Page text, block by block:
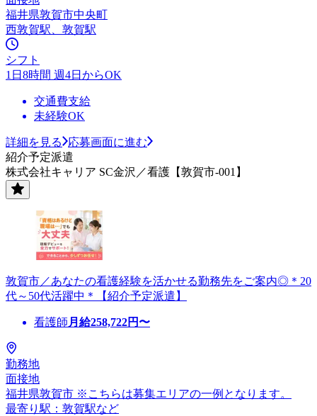
福井県敦賀市中央町
西敦賀駅、敦賀駅
シフト
1日8時間 週4日からOK
交通費支給
未経験OK
詳細を見る
応募画面に進む
紹介予定派遣
株式会社キャリア SC金沢／看護【敦賀市-001】
敦賀市／あなたの看護経験を活かせる勤務先をご案内◎＊20
代～50代活躍中＊【紹介予定派遣】
看護師 月給258,722円〜
勤務地
面接地
福井県敦賀市 ※こちらは募集エリアの一例となります。
最寄り駅：敦賀駅など